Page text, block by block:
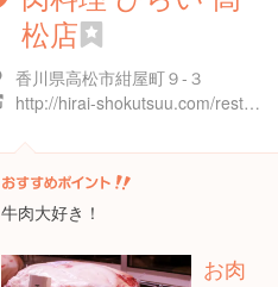
松店
香川県高松市紺屋町９-３
http://hirai-shokutsuu.com/restaurant/t_nikuhirai.html
牛肉大好き！
お肉